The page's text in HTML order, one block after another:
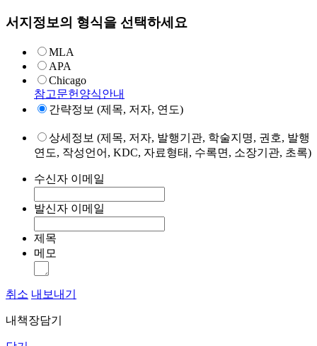
서지정보의 형식을 선택하세요
MLA
APA
Chicago
참고문헌양식안내
간략정보 (제목, 저자, 연도)
상세정보 (제목, 저자, 발행기관, 학술지명, 권호, 발행
연도, 작성언어, KDC, 자료형태, 수록면, 소장기관, 초록)
수신자 이메일
발신자 이메일
제목
메모
취소 내보내기
내책장담기